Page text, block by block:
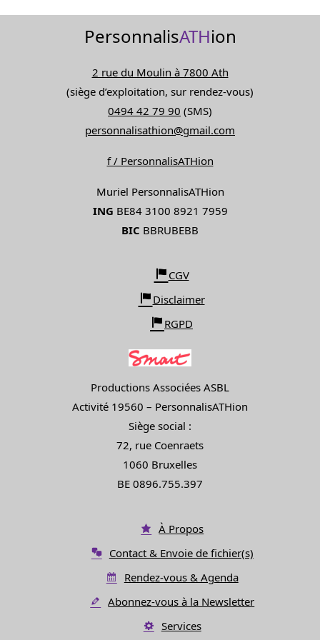
PersonnalisATHion
2 rue du Moulin à 7800 Ath
(siège d’exploitation, sur rendez-vous)
0494 42 79 90 (SMS)
personnalisathion@gmail.com
f / PersonnalisATHion
Muriel PersonnalisATHion
ING BE84 3100 8921 7959
BIC BBRUBEBB
CGV
Disclaimer
RGPD
Productions Associées ASBL
Activité 19560 – PersonnalisATHion
Siège social :
72, rue Coenraets
1060 Bruxelles
BE 0896.755.397
À Propos
Contact & Envoie de fichier(s)
Rendez-vous & Agenda
Abonnez-vous à la Newsletter
Services